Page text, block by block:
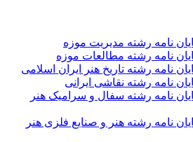
نامه رشته سفال و سرامیک هنر
نامه رشته هنر و صنایع فلزی هنر